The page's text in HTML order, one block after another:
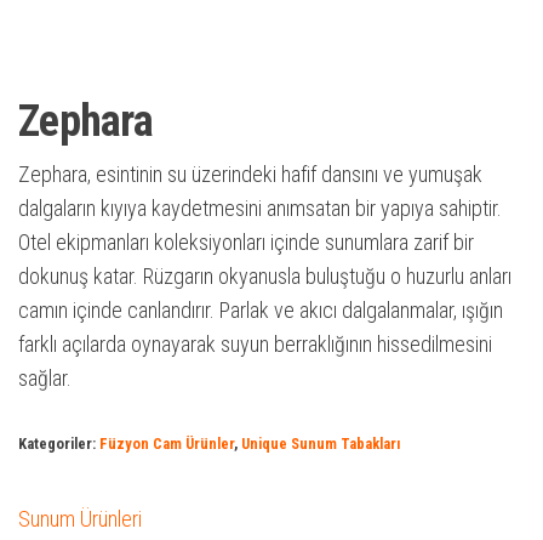
Zephara
Zephara, esintinin su üzerindeki hafif dansını ve yumuşak
dalgaların kıyıya kaydetmesini anımsatan bir yapıya sahiptir.
Otel ekipmanları koleksiyonları içinde sunumlara zarif bir
dokunuş katar. Rüzgarın okyanusla buluştuğu o huzurlu anları
camın içinde canlandırır. Parlak ve akıcı dalgalanmalar, ışığın
farklı açılarda oynayarak suyun berraklığının hissedilmesini
sağlar.
Kategoriler: Füzyon Cam Ürünler, Unique Sunum Tabakları
Sunum Ürünleri